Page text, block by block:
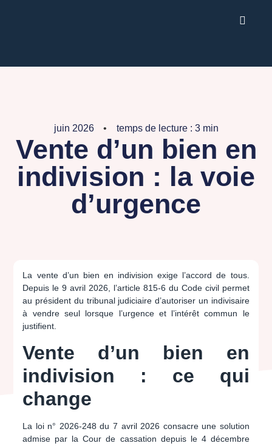
juin 2026 temps de lecture : 3 min
Vente d’un bien en
indivision : la voie
d’urgence
La vente d’un bien en indivision exige l’accord de tous.
Depuis le 9 avril 2026, l’article 815-6 du Code civil permet
au président du tribunal judiciaire d’autoriser un indivisaire
à vendre seul lorsque l’urgence et l’intérêt commun le
justifient.
Vente d’un bien en
indivision : ce qui
change
La loi n° 2026-248 du 7 avril 2026 consacre une solution
admise par la Cour de cassation depuis le 4 décembre